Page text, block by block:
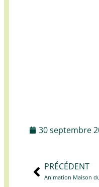
30 septembre
PRÉCÉDENT
Animation Maison